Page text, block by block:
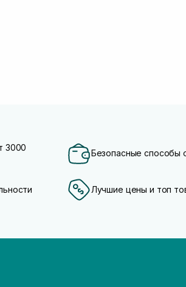
3000
Безопасные способы
Лучшие цены и топ